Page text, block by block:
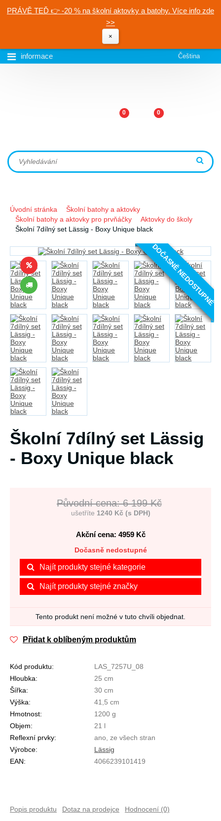
PRÁVĚ TEĎ 👉 -20 % na školní aktovky a batohy. Více info zde
>>
×
informace Čeština
0 0
Úvodní stránka
Školní batohy a aktovky
Školní batohy a aktovky pro prvňáčky
Aktovky do školy
Školní 7dílný set Lässig - Boxy Unique black
DOČASNĚ NEDOSTUPNÉ
Školní 7dílný set Lässig
- Boxy Unique black
Původní cena: 6 199 Kč
ušetříte 1240 Kč (s DPH)
Akční cena: 4959Kč
Dočasně nedostupné
Najít produkty stejné kategorie
Najít produkty stejné značky
Tento produkt není možné v tuto chvíli objednat.
Přidat k oblíbeným produktům
Kód produktu:
LAS_7257U_08
Hloubka:
25 cm
Šířka:
30 cm
Výška:
41,5 cm
Hmotnost:
1200 g
Objem:
21 l
Reflexní prvky:
ano, ze všech stran
Výrobce:
Lässig
EAN:
4066239101419
Popis produktu Dotaz na prodejce Hodnocení (0)